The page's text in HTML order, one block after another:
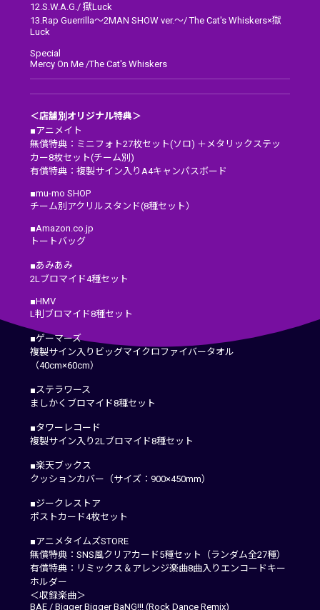
12.S.W.A.G./ 獄Luck
13.Rap Guerrilla～2MAN SHOW ver.～/ The Cat's Whiskers×獄
Luck
Special
Mercy On Me /The Cat's Whiskers
＜店舗別オリジナル特典＞
■アニメイト
無償特典：ミニフォト27枚セット(ソロ) ＋メタリックステッ
カー8枚セット(チーム別)
有償特典：複製サイン入りA4キャンパスボード
■mu-mo SHOP
チーム別アクリルスタンド(8種セット）
■Amazon.co.jp
トートバッグ
■あみあみ
2Lブロマイド4種セット
■HMV
L判ブロマイド8種セット
■ゲーマーズ
複製サイン入りビッグマイクロファイバータオル
（40cm×60cm）
■ステラワース
ましかくブロマイド8種セット
■タワーレコード
複製サイン入り2Lブロマイド8種セット
■楽天ブックス
クッションカバー（サイズ：900×450mm）
■ジークレストア
ポストカード4枚セット
■アニメタイムズSTORE
無償特典：SNS風クリアカード5種セット（ランダム全27種）
有償特典：リミックス＆アレンジ楽曲8曲入りエンコードキー
ホルダー
＜収録楽曲＞
BAE / Bigger Bigger BaNG!!! (Rock Dance Remix)